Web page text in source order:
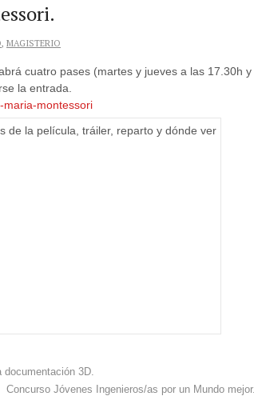
, MAGISTERIO
cuatro pases (martes y jueves a las 17.30h y
la entrada.
maria-montessori
3D.
Concurso Jóvenes Ingenieros/as por un Mundo mejor.